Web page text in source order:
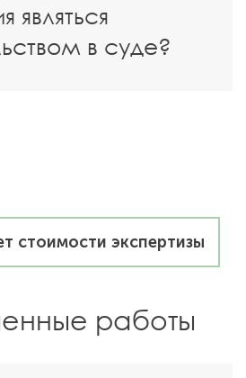
являться
в суде?
стоимости экспертизы
работы